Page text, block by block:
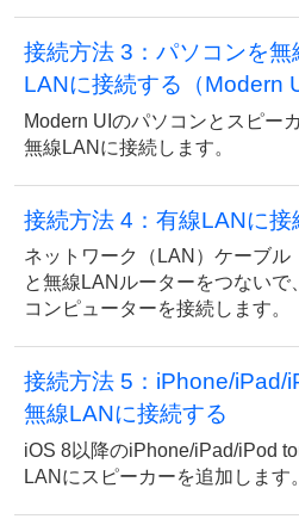
接続方法 3：パソコンを無
LANに接続する（Modern
Modern UIのパソコンとスピー
無線LANに接続します。
接続方法 4：有線LANに接
ネットワーク（LAN）ケーブル
と無線LANルーターをつないで
コンピューターを接続します。
接続方法 5：iPhone/iPad/
無線LANに接続する
iOS 8以降のiPhone/iPad/iPod
LANにスピーカーを追加します。